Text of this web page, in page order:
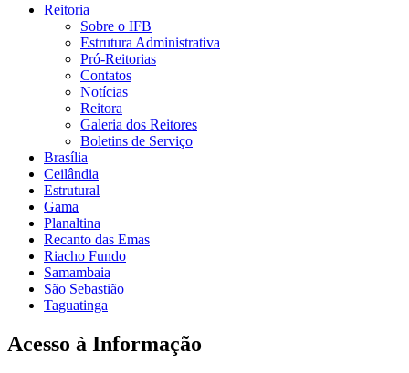
Reitoria
Sobre o IFB
Estrutura Administrativa
Pró-Reitorias
Contatos
Notícias
Reitora
Galeria dos Reitores
Boletins de Serviço
Brasília
Ceilândia
Estrutural
Gama
Planaltina
Recanto das Emas
Riacho Fundo
Samambaia
São Sebastião
Taguatinga
Acesso à Informação